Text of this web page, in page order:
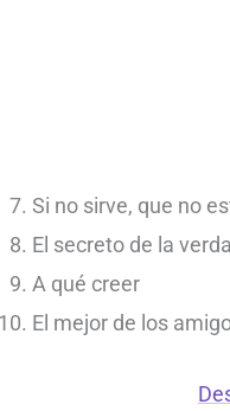
Si no sirve, que no
El secreto de la
A qué creer
El mejor de los